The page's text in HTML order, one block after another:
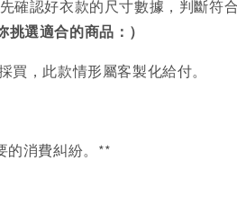
確認好衣款的尺寸數據，判斷符
選適合的商品：）
買，此款情形屬客製化給付。
的消費糾紛。**